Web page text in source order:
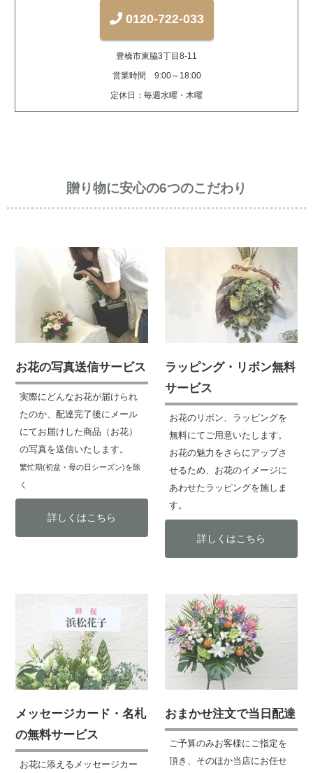
0120-722-033
豊橋市東脇3丁目8-11
営業時間 9:00～18:00
定休日：毎週水曜・木曜
贈り物に安心の6つのこだわり
お花の写真送信サービス
実際にどんなお花が届けられ
たのか、配達完了後にメール
にてお届けした商品（お花）
の写真を送信いたします。
繁忙期(初盆・母の日シーズン)を除
く
詳しくはこちら
ラッピング・リボン無料
サービス
お花のリボン、ラッピングを
無料にてご用意いたします。
お花の魅力をさらにアップさ
せるため、お花のイメージに
あわせたラッピングを施しま
す。
詳しくはこちら
メッセージカード・名札
の無料サービス
お花に添えるメッセージカー
おまかせ注文で当日配達
ご予算のみお客様にご指定を
頂き、そのほか当店にお任せ